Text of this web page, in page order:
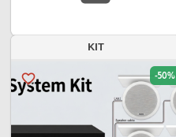
KIT
favorite_border -50%